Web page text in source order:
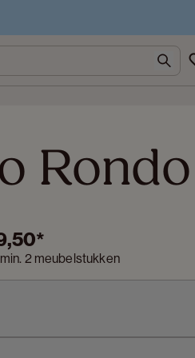
Rondo
*
2 meubelstukken